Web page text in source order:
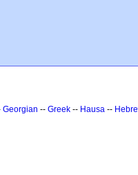
Georgian -- Greek -- Hausa --